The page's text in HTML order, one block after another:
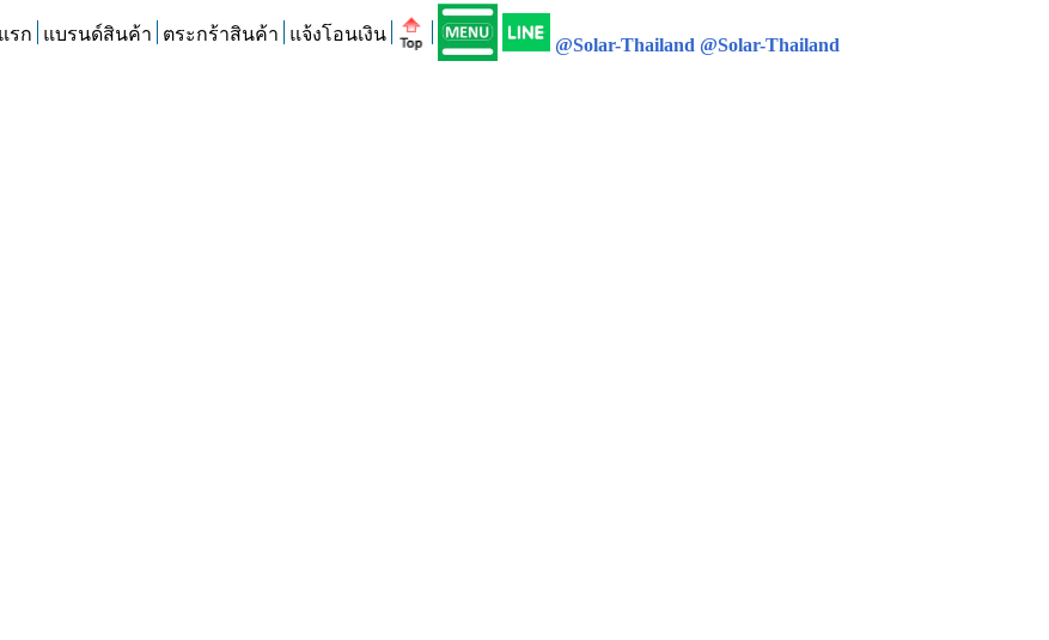
รก แบรนด์สินค้า ตระกร้าสินค้า แจ้งโอนเงิน
@Solar-Thailand @Solar-Thailand